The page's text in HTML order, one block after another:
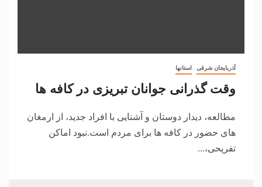
آذربایجان شرقی استانها
وقت گذرانی جوانان تبریزی در کافه ها
مطالعه، دیدار دوستان و آشنایی با افراد جدید، از ارمغان
های حضور در کافه ها برای مردم است.نبود اماکن
تفریحی،...